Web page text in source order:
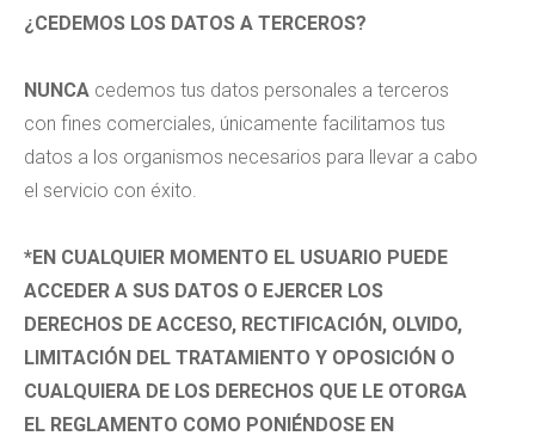
¿CEDEMOS LOS DATOS A TERCEROS?
NUNCA cedemos tus datos personales a terceros
con fines comerciales, únicamente facilitamos tus
datos a los organismos necesarios para llevar a cabo
el servicio con éxito.
*EN CUALQUIER MOMENTO EL USUARIO PUEDE
ACCEDER A SUS DATOS O EJERCER LOS
DERECHOS DE ACCESO, RECTIFICACIÓN, OLVIDO,
LIMITACIÓN DEL TRATAMIENTO Y OPOSICIÓN O
CUALQUIERA DE LOS DERECHOS QUE LE OTORGA
EL REGLAMENTO COMO PONIÉNDOSE EN